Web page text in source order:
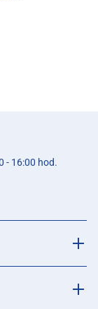
- 16:00 hod.